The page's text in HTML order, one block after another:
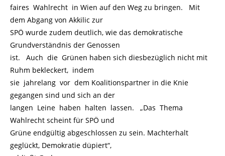
faires Wahlrecht in Wien auf den Weg zu bringen. Mit
dem Abgang von Akkilic zur
SPÖ wurde zudem deutlich, wie das demokratische
Grundverständnis der Genossen
ist. Auch die Grünen haben sich diesbezüglich nicht mit
Ruhm bekleckert, indem
sie jahrelang vor dem Koalitionspartner in die Knie
gegangen sind und sich an der
langen Leine haben halten lassen. „Das Thema
Wahlrecht scheint für SPÖ und
Grüne endgültig abgeschlossen zu sein. Machterhalt
geglückt, Demokratie düpiert“,